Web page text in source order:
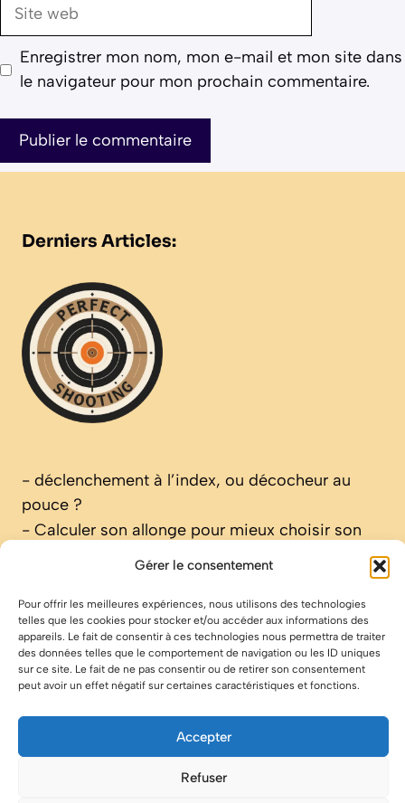
Gérer le consentement
Pour offrir les meilleures expériences, nous utilisons des technologies
telles que les cookies pour stocker et/ou accéder aux informations des
appareils. Le fait de consentir à ces technologies nous permettra de traiter
des données telles que le comportement de navigation ou les ID uniques
sur ce site. Le fait de ne pas consentir ou de retirer son consentement
peut avoir un effet négatif sur certaines caractéristiques et fonctions.
Accepter
Refuser
Enregistrer mon nom, mon e-mail et mon site dans
le navigateur pour mon prochain commentaire.
Derniers Articles:
- déclenchement à l’index, ou décocheur au
pouce ?
- Calculer son allonge pour mieux choisir son
Comprendre les différentes flèches modernes
en Carbone
-Montage de vos flèches en tir sportif
-Mathews Triax: le meilleur arc de chasse?
Mathews Triax l’arc de chasse qu’on attendait
Comment reconnaître une armurerie en ligne
vraiment fiable ?